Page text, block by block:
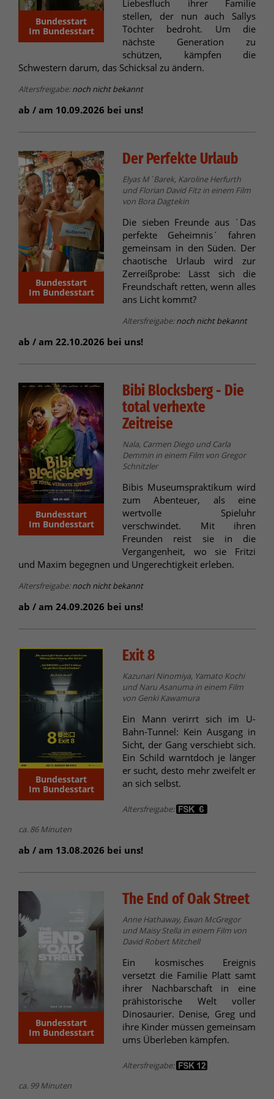
Bundesstart
Im Bundesstart
Liebesfluch ihrer Familie
stellen, der nun auch Sallys
Töchter bedroht. Um die
nächste Generation zu
schützen, kämpfen die
Schwestern darum, das Schicksal zu ändern.
Altersfreigabe:noch nicht bekannt
ab / am 10.09.2026 bei uns!
Bundesstart
Im Bundesstart
Der Perfekte Urlaub
Elyas M´Barek, Karoline Herfurth
und Florian David Fitz in einem Film
von Bora Dagtekin
Die sieben Freunde aus ´Das
perfekte Geheimnis´ fahren
gemeinsam in den Süden. Der
chaotische Urlaub wird zur
Zerreißprobe: Lässt sich die
Freundschaft retten, wenn alles
ans Licht kommt?
Altersfreigabe:noch nicht bekannt
ab / am 22.10.2026 bei uns!
Bundesstart
Im Bundesstart
Bibi Blocksberg - Die
total verhexte
Zeitreise
Nala, Carmen Diego und Carla
Demmin in einem Film von Gregor
Schnitzler
Bibis Museumspraktikum wird
zum Abenteuer, als eine
wertvolle Spieluhr
verschwindet. Mit ihren
Freunden reist sie in die
Vergangenheit, wo sie Fritzi
und Maxim begegnen und Ungerechtigkeit erleben.
Altersfreigabe:noch nicht bekannt
ab / am 24.09.2026 bei uns!
Bundesstart
Im Bundesstart
Exit 8
Kazunari Ninomiya, Yamato Kochi
und Naru Asanuma in einem Film
von Genki Kawamura
Ein Mann verirrt sich im U-
Bahn-Tunnel: Kein Ausgang in
Sicht, der Gang verschiebt sich.
Ein Schild warntdoch je länger
er sucht, desto mehr zweifelt er
an sich selbst.
Altersfreigabe:
ca. 86 Minuten
ab / am 13.08.2026 bei uns!
Bundesstart
Im Bundesstart
The End of Oak Street
Anne Hathaway, Ewan McGregor
und Maisy Stella in einem Film von
David Robert Mitchell
Ein kosmisches Ereignis
versetzt die Familie Platt samt
ihrer Nachbarschaft in eine
prähistorische Welt voller
Dinosaurier. Denise, Greg und
ihre Kinder müssen gemeinsam
ums Überleben kämpfen.
Altersfreigabe:
ca. 99 Minuten